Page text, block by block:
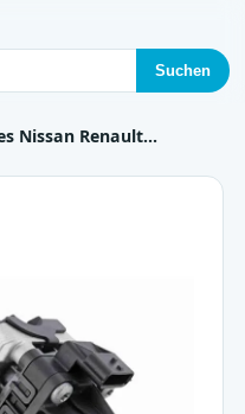
Suchen
Nissan Renault…